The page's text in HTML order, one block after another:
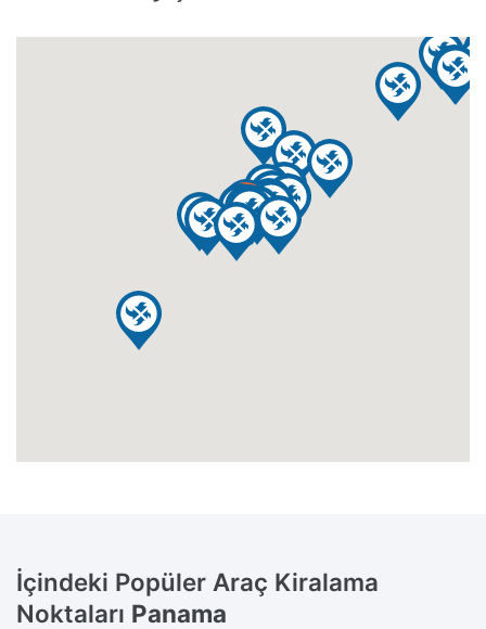
İçindeki Popüler Araç Kiralama
Noktaları Panama